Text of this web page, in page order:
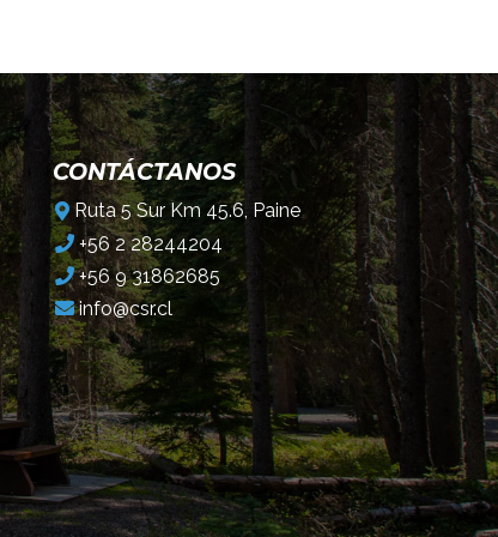
CONTÁCTANOS
Ruta 5 Sur Km 45.6, Paine
+56 2 28244204
+56 9 31862685
info@csr.cl